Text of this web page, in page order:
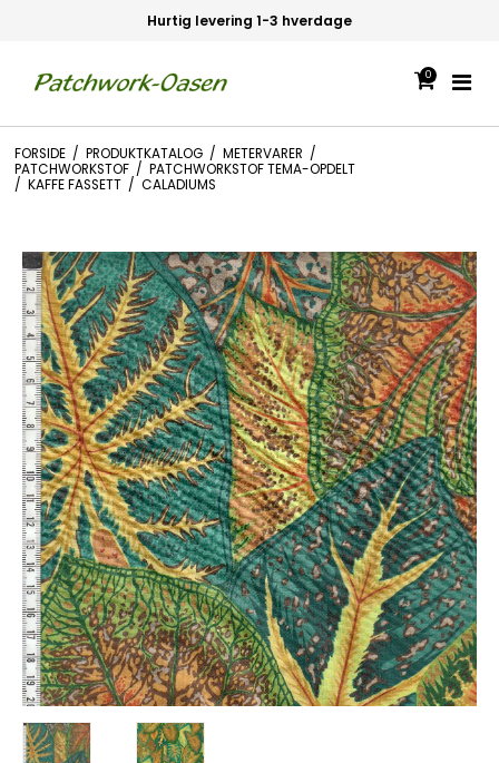
Hurtig levering 1-3 hverdage
0
FORSIDE / PRODUKTKATALOG / METERVARER /
PATCHWORKSTOF / PATCHWORKSTOF TEMA-OPDELT
/ KAFFE FASSETT / CALADIUMS